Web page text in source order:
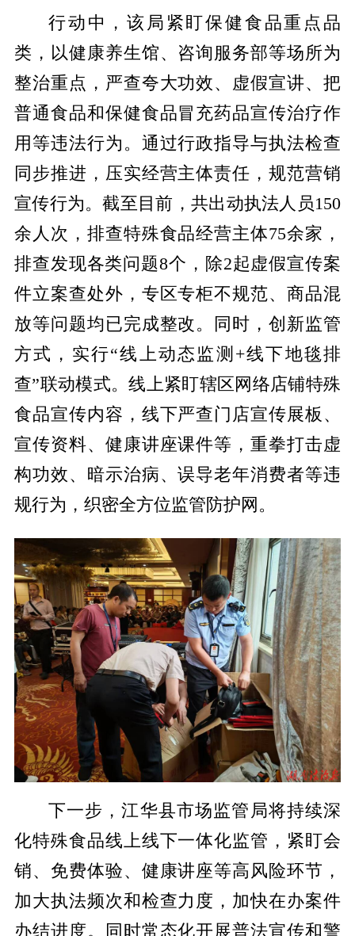
行动中，该局紧盯保健食品重点品
类，以健康养生馆、咨询服务部等场所为
整治重点，严查夸大功效、虚假宣讲、把
普通食品和保健食品冒充药品宣传治疗作
用等违法行为。通过行政指导与执法检查
同步推进，压实经营主体责任，规范营销
宣传行为。截至目前，共出动执法人员150
余人次，排查特殊食品经营主体75余家，
排查发现各类问题8个，除2起虚假宣传案
件立案查处外，专区专柜不规范、商品混
放等问题均已完成整改。同时，创新监管
方式，实行“线上动态监测+线下地毯排
查”联动模式。线上紧盯辖区网络店铺特殊
食品宣传内容，线下严查门店宣传展板、
宣传资料、健康讲座课件等，重拳打击虚
构功效、暗示治病、误导老年消费者等违
规行为，织密全方位监管防护网。
下一步，江华县市场监管局将持续深
化特殊食品线上线下一体化监管，紧盯会
销、免费体验、健康讲座等高风险环节，
加大执法频次和检查力度，加快在办案件
办结进度。同时常态化开展普法宣传和警